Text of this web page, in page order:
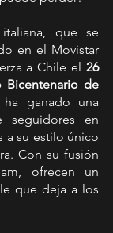
que se
en el Movistar
a Chile el 26
Bicentenario de
ha ganado una
seguidores en
a su estilo único
Con su fusión
ofrecen un
que deja a los